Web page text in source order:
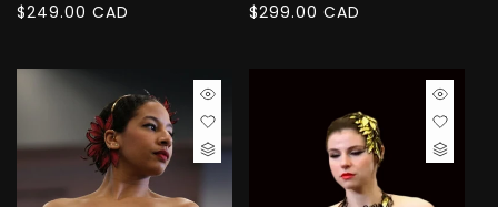
Prix
$249.00 CAD
Prix
$299.00 CAD